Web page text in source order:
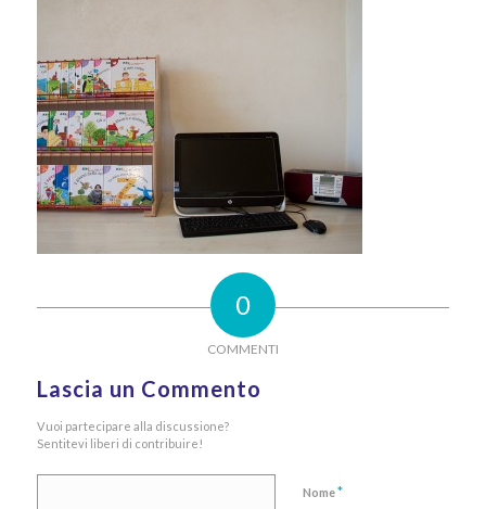
0
COMMENTI
Lascia un Commento
Vuoi partecipare alla discussione?
Sentitevi liberi di contribuire!
Nome*